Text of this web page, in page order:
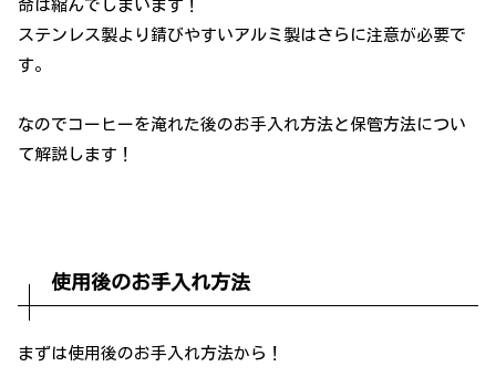
命は縮んでしまいます！
ステンレス製より錆びやすいアルミ製はさらに注意が必要で
す。
なのでコーヒーを淹れた後のお手入れ方法と保管方法につい
て解説します！
使用後のお手入れ方法
まずは使用後のお手入れ方法から！